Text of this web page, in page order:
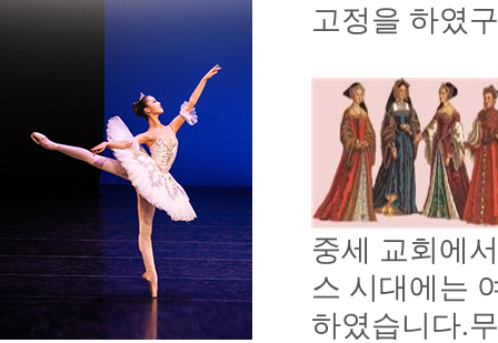
고정을 하였
중세 교회에
스 시대에는
하였습니다.